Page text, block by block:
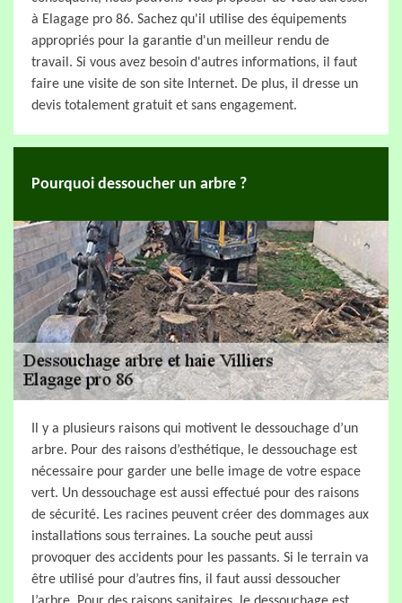
à Elagage pro 86. Sachez qu'il utilise des équipements
appropriés pour la garantie d'un meilleur rendu de
travail. Si vous avez besoin d'autres informations, il faut
faire une visite de son site Internet. De plus, il dresse un
devis totalement gratuit et sans engagement.
Pourquoi dessoucher un arbre ?
Il y a plusieurs raisons qui motivent le dessouchage d’un
arbre. Pour des raisons d’esthétique, le dessouchage est
nécessaire pour garder une belle image de votre espace
vert. Un dessouchage est aussi effectué pour des raisons
de sécurité. Les racines peuvent créer des dommages aux
installations sous terraines. La souche peut aussi
provoquer des accidents pour les passants. Si le terrain va
être utilisé pour d’autres fins, il faut aussi dessoucher